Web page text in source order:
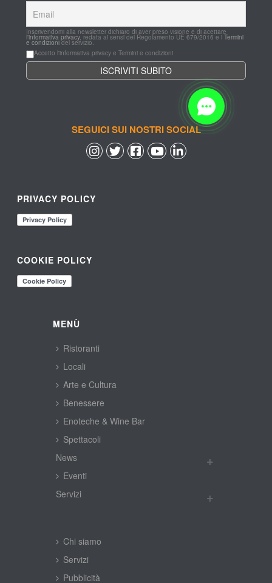
Inscrivendomi alla newsletter dichiaro di aver preso visione e di acettare
l'informativa privacy, redata ai sensi del Regolamento UE 679/2016 e i Termini
e condizioni del servizio.
Accetto l'informativa privacy e Termini e condizioni
SEGUICI SUI NOSTRI SOCIAL
PRIVACY POLICY
COOKIE POLICY
MENÙ
Ristoranti
Locali
Arte e Cultura
Benessere
Enoteche & Wine Bar
Spettacoli
New
Eventi
Servizi
Chi siamo
Servizi
Pubblicità